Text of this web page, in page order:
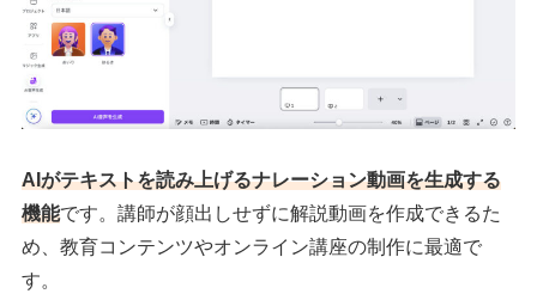
AIがテキストを読み上げるナレーション動画を生成する
機能です。講師が顔出しせずに解説動画を作成できるた
め、教育コンテンツやオンライン講座の制作に最適で
す。